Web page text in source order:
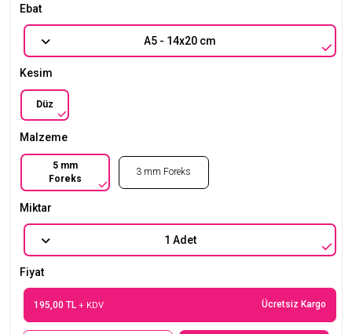
Ebat
A5 - 14x20 cm
Kesim
Düz
Malzeme
5 mm
Foreks
3 mm Foreks
Miktar
1 Adet
Fiyat
195,00 TL + KDV Ücretsiz Kargo